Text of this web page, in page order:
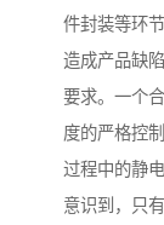
件封装等环
造成产品缺
要求。一个
度的严格控
过程中的静
意识到，只